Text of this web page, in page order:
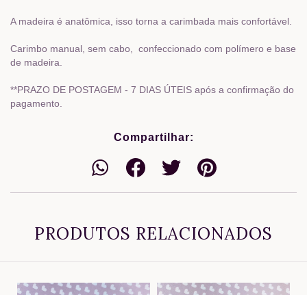
A madeira é anatômica, isso torna a carimbada mais confortável.
Carimbo manual, sem cabo, confeccionado com polímero e base
de madeira.
**PRAZO DE POSTAGEM - 7 DIAS ÚTEIS após a confirmação do
pagamento.
Compartilhar:
PRODUTOS RELACIONADOS